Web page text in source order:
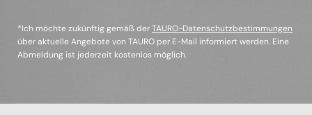
*Ich möchte zukünftig gemäß derTAURO-Datenschutzbestimmungen
über aktuelle Angebote von TAURO per E-Mail informiert werden. Eine
Abmeldung ist jederzeit kostenlos möglich.